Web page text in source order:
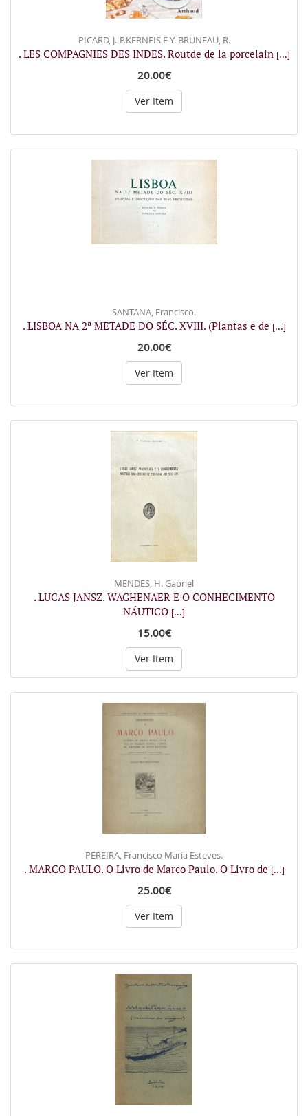
PICARD, J.-P.KERNEIS E Y. BRUNEAU, R.
. LES COMPAGNIES DES INDES. Routde de la porcelain [...]
20.00€
Ver Item
SANTANA, Francisco.
. LISBOA NA 2ª METADE DO SÉC. XVIII. (Plantas e de [...]
20.00€
Ver Item
MENDES, H. Gabriel
. LUCAS JANSZ. WAGHENAER E O CONHECIMENTO
NÁUTICO [...]
15.00€
Ver Item
PEREIRA, Francisco Maria Esteves.
. MARCO PAULO. O Livro de Marco Paulo. O Livro de [...]
25.00€
Ver Item